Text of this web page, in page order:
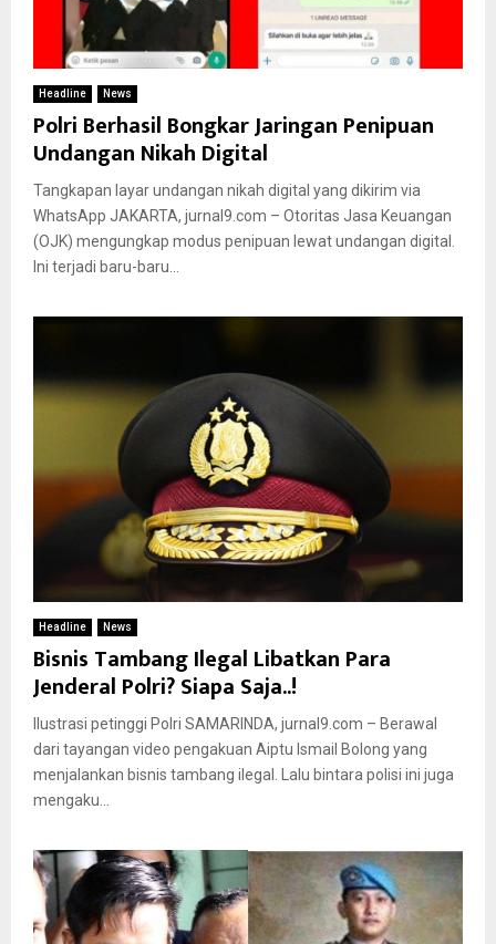
Headline News
Polri Berhasil Bongkar Jaringan Penipuan
Undangan Nikah Digital
Tangkapan layar undangan nikah digital yang dikirim via
WhatsApp JAKARTA, jurnal9.com – Otoritas Jasa Keuangan
(OJK) mengungkap modus penipuan lewat undangan digital.
Ini terjadi baru-baru...
Headline News
Bisnis Tambang Ilegal Libatkan Para
Jenderal Polri? Siapa Saja..!
Ilustrasi petinggi Polri SAMARINDA, jurnal9.com – Berawal
dari tayangan video pengakuan Aiptu Ismail Bolong yang
menjalankan bisnis tambang ilegal. Lalu bintara polisi ini juga
mengaku...